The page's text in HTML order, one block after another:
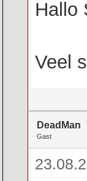
Hallo
Veel
DeadMan
Gast